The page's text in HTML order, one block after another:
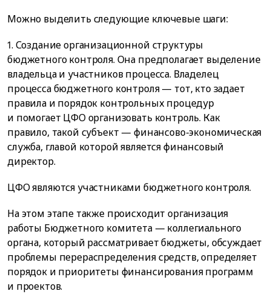
Можно выделить следующие ключевые шаги:
1. Создание организационной структуры
бюджетного контроля. Она предполагает выделение
владельца и участников процесса. Владелец
процесса бюджетного контроля — тот, кто задает
правила и порядок контрольных процедур
и помогает ЦФО организовать контроль. Как
правило, такой субъект — финансово-экономическая
служба, главой которой является финансовый
директор.
ЦФО являются участниками бюджетного контроля.
На этом этапе также происходит организация
работы Бюджетного комитета — коллегиального
органа, который рассматривает бюджеты, обсуждает
проблемы перераспределения средств, определяет
порядок и приоритеты финансирования программ
и проектов.